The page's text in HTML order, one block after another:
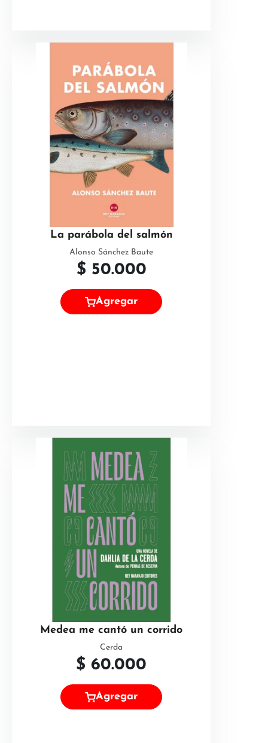
La parábola del salmón
Alonso Sánchez Baute
$ 50.000
Agregar
Medea me cantó un corrido
Cerda
$ 60.000
Agregar